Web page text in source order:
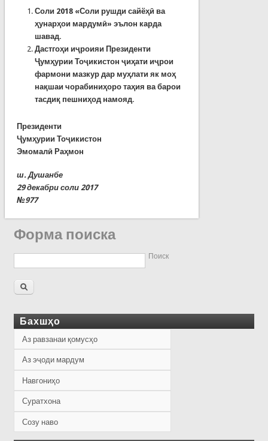
Соли 2018 «Соли рушди сайёҳӣ ва
ҳунарҳои мардумӣ» эълон карда
шавад.
Дастгоҳи иҷроияи Президенти
Ҷумҳурии Тоҷикистон ҷиҳати иҷрои
фармони мазкур дар муҳлати як моҳ
нақшаи чорабиниҳоро таҳия ва барои
тасдиқ пешниҳод намояд.
Президенти
Ҷумҳурии Тоҷикистон
Эмомалӣ Раҳмон
ш. Душанбе
29 декабри соли 2017
№977
Форма поиска
Поиск
Бахшҳо
Аз равзанаи қомусҳо
Аз эҷоди мардум
Навгониҳо
Суратхона
Созу наво